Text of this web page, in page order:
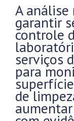
A
garantir
controle
serviços
para
de